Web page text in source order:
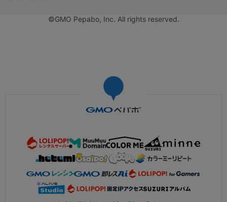
©GMO Pepabo, Inc. All rights reserved.